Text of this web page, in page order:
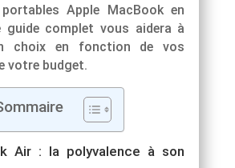
Apple MacBook en
guide complet vous aidera à
choix en fonction de vos
votre budget.
Air : la polyvalence à son